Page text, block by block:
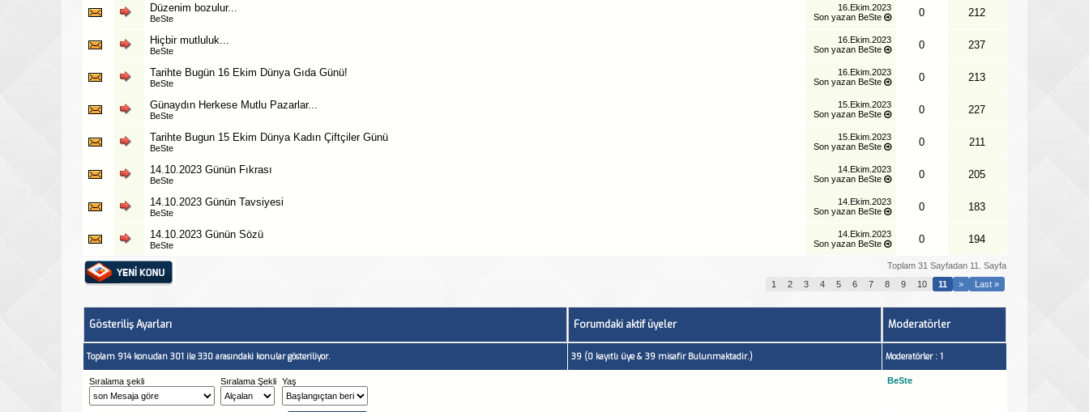
Düzenim bozulur...
BeSte
16.Ekim.2023
Son yazan BeSte 0 212
Hiçbir mutluluk...
BeSte
16.Ekim.2023
Son yazan BeSte 0 237
Tarihte Bugün 16 Ekim Dünya Gıda Günü!
BeSte
16.Ekim.2023
Son yazan BeSte 0 213
Günaydın Herkese Mutlu Pazarlar...
BeSte
15.Ekim.2023
Son yazan BeSte 0 227
Tarihte Bugun 15 Ekim Dünya Kadın Çiftçiler Günü
BeSte
15.Ekim.2023
Son yazan BeSte 0 211
14.10.2023 Günün Fıkrası
BeSte
14.Ekim.2023
Son yazan BeSte 0 205
14.10.2023 Günün Tavsiyesi
BeSte
14.Ekim.2023
Son yazan BeSte 0 183
14.10.2023 Günün Sözü
BeSte
14.Ekim.2023
Son yazan BeSte 0 194
Toplam 31 Sayfadan 11. Sayfa
1
2 3 4 5 6 7 8 9 10 11 > Last »
Gösteriliş Ayarları Forumdaki aktif üyeler Moderatörler
Toplam 914 konudan 301 ile 330 arasındaki konular gösteriliyor. 39 (0 kayıtlı üye & 39 misafir Bulunmaktadir.) Moderatörler : 1
Sıralama şekli Sıralama Şekli Yaş BeSte